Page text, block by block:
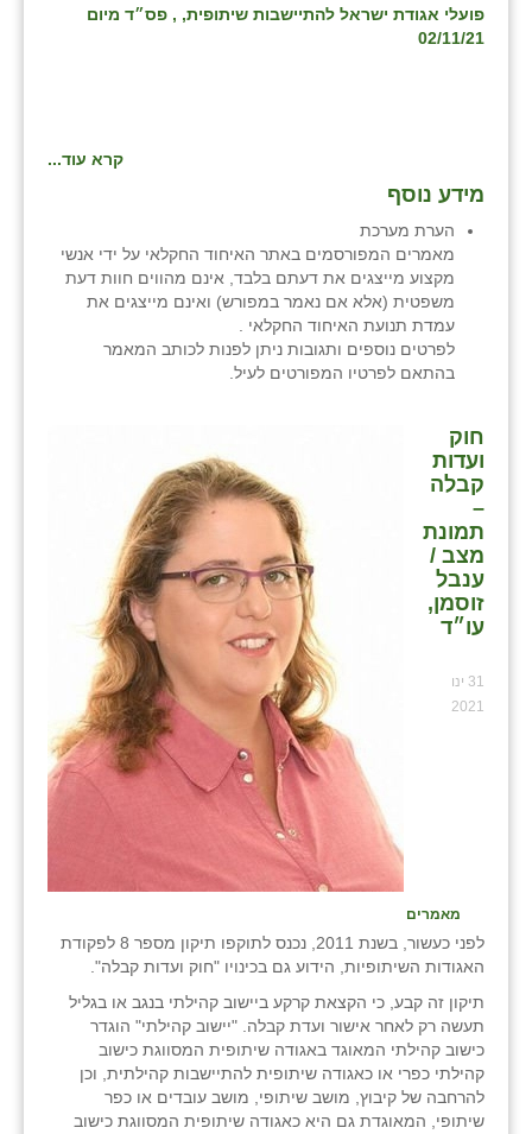
פועלי אגודת ישראל להתיישבות שיתופית, , פס״ד מיום
02/11/21
קרא עוד...
מידע נוסף
הערת מערכת
מאמרים המפורסמים באתר האיחוד החקלאי על ידי אנשי
מקצוע מייצגים את דעתם בלבד, אינם מהווים חוות דעת
משפטית (אלא אם נאמר במפורש) ואינם מייצגים את
עמדת תנועת האיחוד החקלאי .
לפרטים נוספים ותגובות ניתן לפנות לכותב המאמר
בהתאם לפרטיו המפורטים לעיל.
חוק
ועדות
קבלה
–
תמונת
מצב /
ענבל
זוסמן,
עו״ד
31 ינו
2021
מאמרים
לפני כעשור, בשנת 2011, נכנס לתוקפו תיקון מספר 8 לפקודת
האגודות השיתופיות, הידוע גם בכינויו "חוק ועדות קבלה".
תיקון זה קבע, כי הקצאת קרקע ביישוב קהילתי בנגב או בגליל
תעשה רק לאחר אישור ועדת קבלה. "יישוב קהילתי" הוגדר
כישוב קהילתי המאוגד באגודה שיתופית המסווגת כישוב
קהילתי כפרי או כאגודה שיתופית להתיישבות קהילתית, וכן
להרחבה של קיבוץ, מושב שיתופי, מושב עובדים או כפר
שיתופי, המאוגדת גם היא כאגודה שיתופית המסווגת כישוב